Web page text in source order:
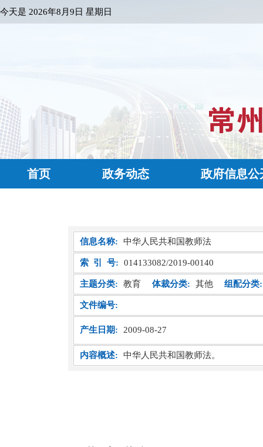
今天是 2026年8月9日 星期日
首页 政务动态 政府信息公
信息名称: 中华人民共和国教师法
索 引 号: 014133082/2019-00140
主题分类: 教育 体裁分类: 其他 组配分类:
文件编号:
产生日期: 2009-08-27
内容概述: 中华人民共和国教师法。